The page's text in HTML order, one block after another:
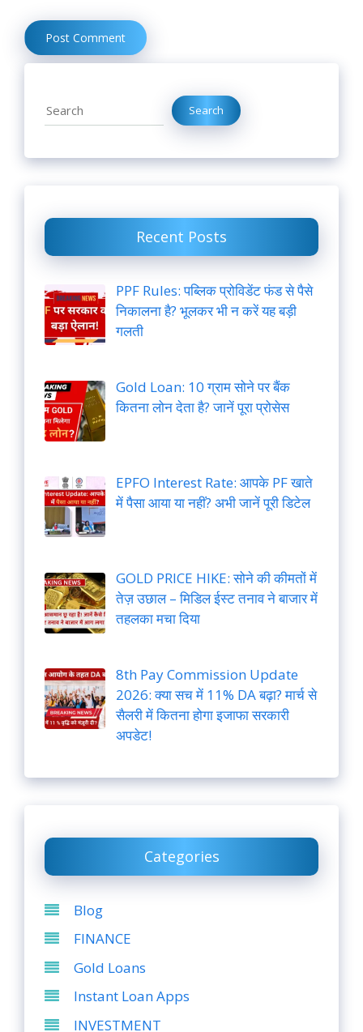
Search Search
Recent Posts
PPF Rules: पब्लिक प्रोविडेंट फंड से पैसे
निकालना है? भूलकर भी न करें यह बड़ी
गलती
Gold Loan: 10 ग्राम सोने पर बैंक
कितना लोन देता है? जानें पूरा प्रोसेस
EPFO Interest Rate: आपके PF खाते
में पैसा आया या नहीं? अभी जानें पूरी डिटेल
GOLD PRICE HIKE: सोने की कीमतों में
तेज़ उछाल – मिडिल ईस्ट तनाव ने बाजार में
तहलका मचा दिया
8th Pay Commission Update
2026: क्या सच में 11% DA बढ़ा? मार्च से
सैलरी में कितना होगा इजाफा सरकारी
अपडेट!
Categories
Blog
FINANCE
Gold Loans
Instant Loan Apps
INVESTMENT